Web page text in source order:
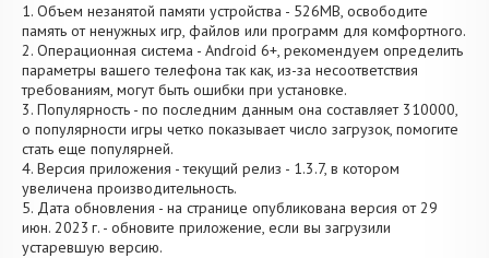
1. Объем незанятой памяти устройства - 526MB, освободите
память от ненужных игр, файлов или программ для комфортного.
2. Операционная система - Android 6+, рекомендуем определить
параметры вашего телефона так как, из-за несоответствия
требованиям, могут быть ошибки при установке.
3. Популярность - по последним данным она составляет 310000,
о популярности игры четко показывает число загрузок, помогите
стать еще популярней.
4. Версия приложения - текущий релиз - 1.3.7, в котором
увеличена производительность.
5. Дата обновления - на странице опубликована версия от 29
июн. 2023 г. - обновите приложение, если вы загрузили
устаревшую версию.